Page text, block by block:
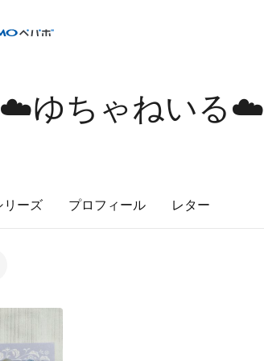
☁️ゆちゃねいる☁️
リーズ プロフィール レター